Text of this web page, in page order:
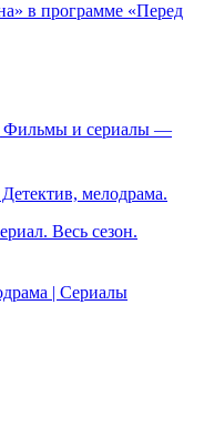
в программе «Перед
Фильмы и сериалы —
мелодрама.
Весь сезон.
| Сериалы